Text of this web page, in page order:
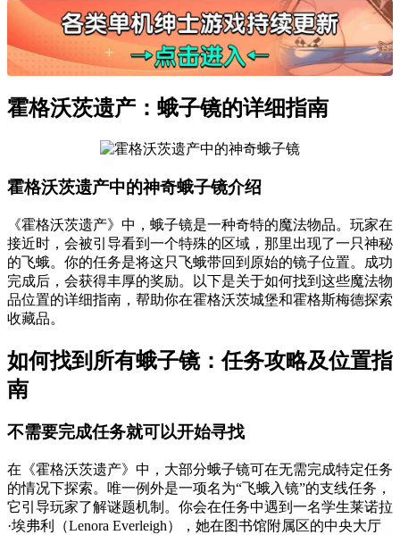
霍格沃茨遗产：蛾子镜的详细指南
霍格沃茨遗产中的神奇蛾子镜介绍
《霍格沃茨遗产》中，蛾子镜是一种奇特的魔法物品。玩家在
接近时，会被引导看到一个特殊的区域，那里出现了一只神秘
的飞蛾。你的任务是将这只飞蛾带回到原始的镜子位置。成功
完成后，会获得丰厚的奖励。以下是关于如何找到这些魔法物
品位置的详细指南，帮助你在霍格沃茨城堡和霍格斯梅德探索
收藏品。
如何找到所有蛾子镜：任务攻略及位置指
南
不需要完成任务就可以开始寻找
在《霍格沃茨遗产》中，大部分蛾子镜可在无需完成特定任务
的情况下探索。唯一例外是一项名为“飞蛾入镜”的支线任务，
它引导玩家了解谜题机制。你会在任务中遇到一名学生莱诺拉
·埃弗利（Lenora Everleigh），她在图书馆附属区的中央大厅